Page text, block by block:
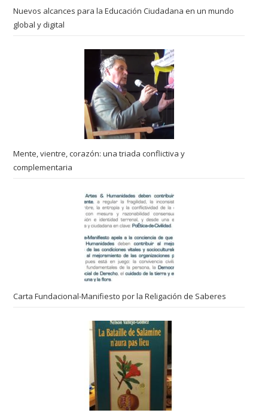
Nuevos alcances para la Educación Ciudadana en un mundo
global y digital
Mente, vientre, corazón: una triada conflictiva y
complementaria
Carta Fundacional-Manifiesto por la Religación de Saberes